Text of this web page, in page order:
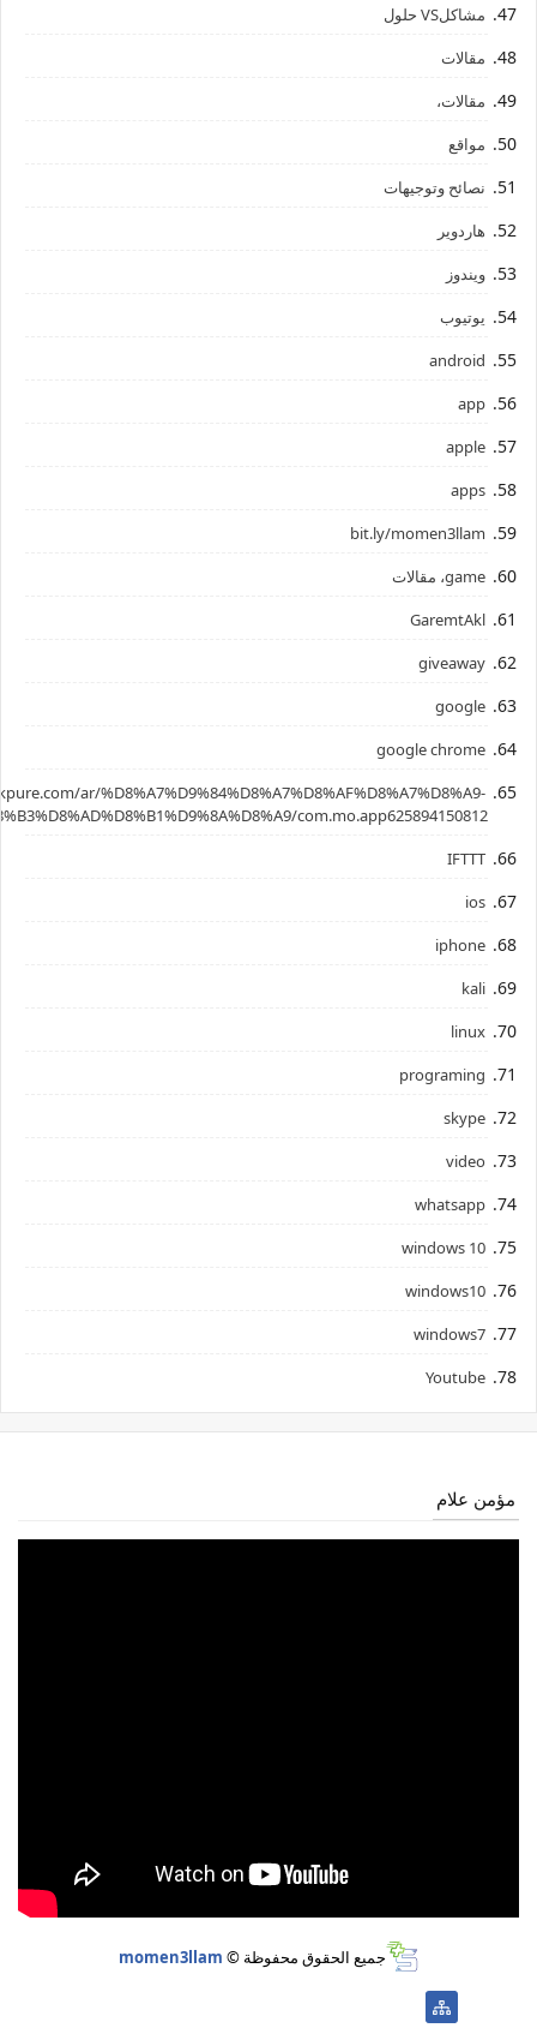
مشاكلVS حلول
مقالات
مقالات،
مواقع
نصائح وتوجيهات
هاردوير
ويندوز
يوتيوب
android
app
apple
apps
bit.ly/momen3llam
game، مقالات
GaremtAkl
giveaway
google
google chrome
ar/%D8%A7%D9%84%D8%A7%D8%AF%D8%A7%D8%A9-
com.mo.app625894150812
IFTTT
ios
iphone
kali
linux
programing
skype
video
whatsapp
windows 10
windows10
windows7
Youtube
مؤمن علام
جميع الحقوق محفوظة © momen3llam